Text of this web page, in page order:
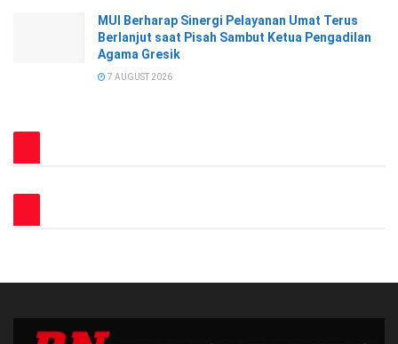
MUI Berharap Sinergi Pelayanan Umat Terus
Berlanjut saat Pisah Sambut Ketua Pengadilan
Agama Gresik
7 AUGUST 2026